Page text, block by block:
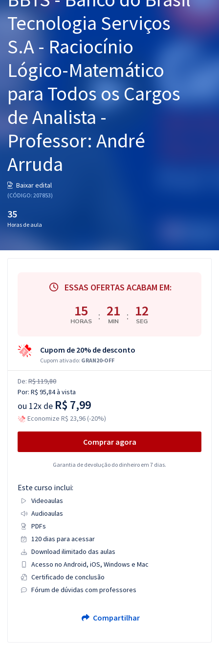
Graduação
OAB
Mentorias
Questões grátis
Conteúdo gratuito
Blog
Aprovados
Atendimento
Tecnologia Serviços
S.A - Raciocínio
Lógico-Matemático
para Todos os Cargos
de Analista -
Professor: André
Arruda
Baixar edital
(CÓDIGO: 207853)
35
Horas de aula
ESSAS OFERTAS ACABAM EM:
15
HORAS : 21
MIN : 11
SEG
Cupom de 20% de desconto
Cupom ativado: GRAN20-OFF
De: R$ 119,80
Por: R$ 95,84à vista
ou 12x de R$ 7,99
Economize R$ 23,96 (-20%)
Comprar agora
Garantia de devolução do dinheiro em 7 dias.
Este curso inclui:
Videoaulas
Audioaulas
PDFs
120 dias para acessar
Download ilimitado das aulas
Acesso no Android, iOS, Windows e Mac
Certificado de conclusão
Fórum de dúvidas com professores
Compartilhar